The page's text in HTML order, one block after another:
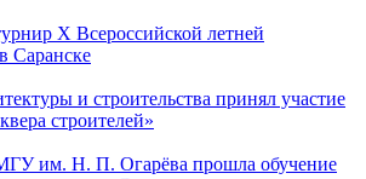
X Всероссийской летней
Саранске
и строительства принял участие
строителей»
им. Н. П. Огарёва прошла обучение